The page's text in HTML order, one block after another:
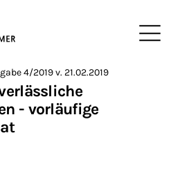
>
Nachrichten aus Brüssel
4/2019 v. 21.02.2019
- vorläufige